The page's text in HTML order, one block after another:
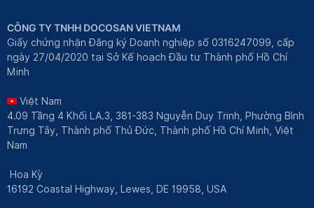
CÔNG TY TNHH DOCOSAN VIETNAM
Giấy chứng nhận Đăng ký Doanh nghiệp số 0316247099, cấp
ngày 27/04/2020 tại Sở Kế hoạch Đầu tư Thành phố Hồ Chí
Minh
Việt Nam
4.09 Tầng 4 Khối LA.3, 381-383 Nguyễn Duy Trinh, Phường Bình
Trưng Tây, Thành phố Thủ Đức, Thành phố Hồ Chí Minh, Việt
Nam
Hoa Kỳ
16192 Coastal Highway, Lewes, DE 19958, USA